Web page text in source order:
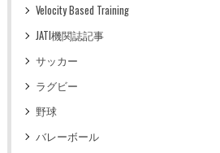
Velocity Based Training
JATI機関誌記事
サッカー
ラグビー
野球
バレーボール